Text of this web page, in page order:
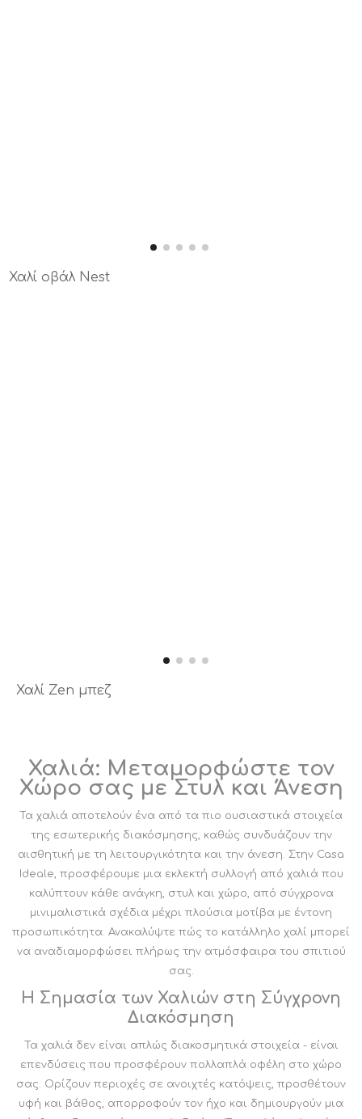
Χαλί οβάλ Nest
Χαλί Zen μπεζ
Χαλιά: Μεταμορφώστε τον
Χώρο σας με Στυλ και Άνεση
Τα χαλιά αποτελούν ένα από τα πιο ουσιαστικά στοιχεία
της εσωτερικής διακόσμησης, καθώς συνδυάζουν την
αισθητική με τη λειτουργικότητα και την άνεση. Στην Casa
Ideale, προσφέρουμε μια εκλεκτή συλλογή από χαλιά που
καλύπτουν κάθε ανάγκη, στυλ και χώρο, από σύγχρονα
μινιμαλιστικά σχέδια μέχρι πλούσια μοτίβα με έντονη
προσωπικότητα. Ανακαλύψτε πώς το κατάλληλο χαλί μπορεί
να αναδιαμορφώσει πλήρως την ατμόσφαιρα του σπιτιού
σας.
Η Σημασία των Χαλιών στη Σύγχρονη
Διακόσμηση
Τα χαλιά δεν είναι απλώς διακοσμητικά στοιχεία - είναι
επενδύσεις που προσφέρουν πολλαπλά οφέλη στο χώρο
σας. Ορίζουν περιοχές σε ανοιχτές κατόψεις, προσθέτουν
υφή και βάθος, απορροφούν τον ήχο και δημιουργούν μια